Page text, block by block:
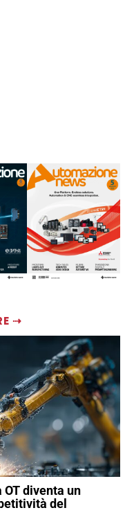
⇢
diventa un
del